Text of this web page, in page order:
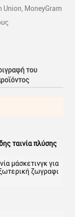
Union, MoneyGram
του
ταινία πλύσης
μάσκετινγκ για
ζωγραφι